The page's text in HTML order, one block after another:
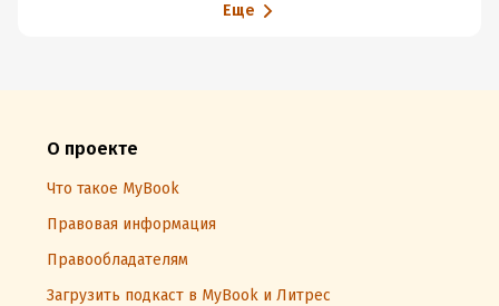
Еще
О проекте
Что такое MyBook
Правовая информация
Правообладателям
Загрузить подкаст в MyBook и Литрес